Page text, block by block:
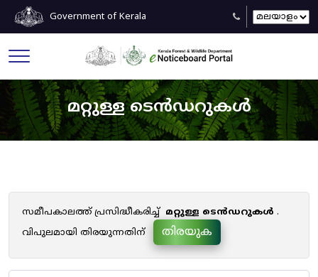
Government of Kerala
മറ്റുള്ള ടെൻഡറുകൾ
സമീപകാലത്ത് പ്രസിദ്ധീകരിച്ച് മറ്റുള്ള ടെൻഡറുകൾ .
വിപുലമായി തിരയുന്നതിന്
തിരയുക